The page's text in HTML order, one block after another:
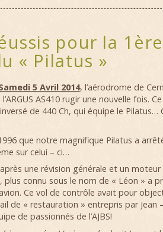
pour la
« Pilatus »
5 Avril 2014, l’aérodrome de
AS410 rugir une nouvelle fois.
de 440 Ch, qui équipe le Pilatus…
que notre magnifique Pilatus a
sur celui – ci…
une révision générale et un
plus connu sous le nom de « Léon » a
Ce vol de contrôle avait pour
de « restauration » entrepris par Jean
de passionnés de l’AJBS!